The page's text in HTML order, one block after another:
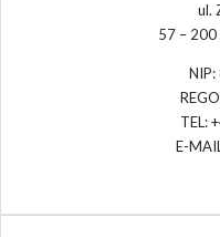
ul.
57 – 200
TEL:
E-